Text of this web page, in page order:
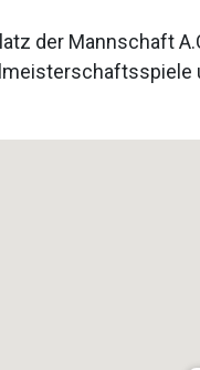
der Mannschaft